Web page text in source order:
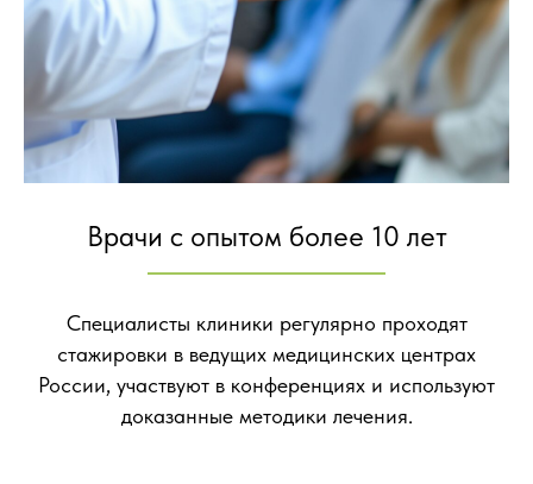
Врачи с опытом более 10 лет
Специалисты клиники регулярно проходят
стажировки в ведущих медицинских центрах
России, участвуют в конференциях и используют
доказанные методики лечения.